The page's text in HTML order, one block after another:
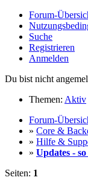
Forum-
Suche
Registrieren
Anmelden
Du bist nicht
Themen: Aktiv
Forum-
» Core &
» Hilfe &
» Updates -
Seiten: 1